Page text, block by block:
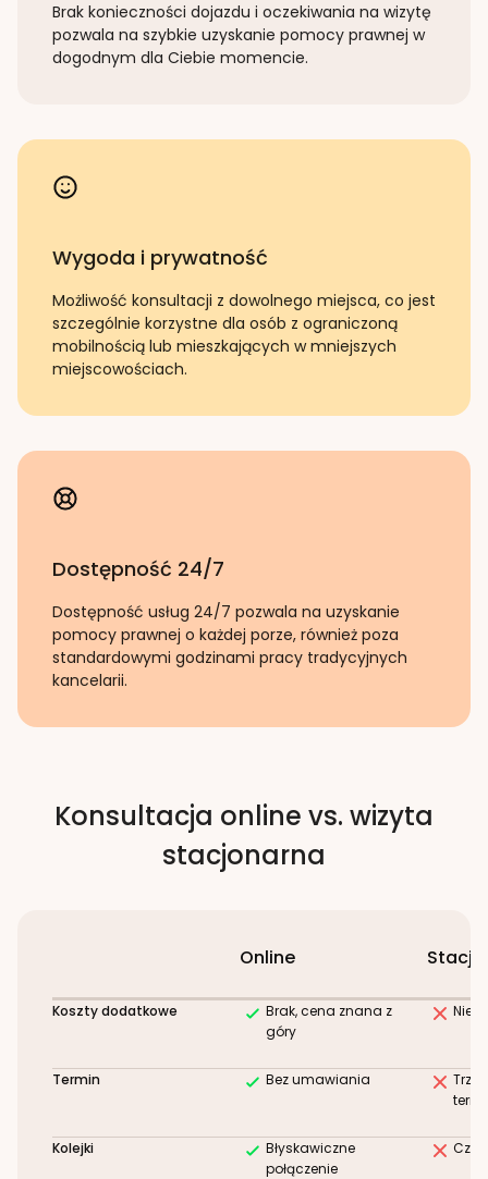
Brak konieczności dojazdu i oczekiwania na wizytę
pozwala na szybkie uzyskanie pomocy prawnej w
dogodnym dla Ciebie momencie.
Wygoda i prywatność
Możliwość konsultacji z dowolnego miejsca, co jest
szczególnie korzystne dla osób z ograniczoną
mobilnością lub mieszkających w mniejszych
miejscowościach.
Dostępność 24/7
Dostępność usług 24/7 pozwala na uzyskanie
pomocy prawnej o każdej porze, również poza
standardowymi godzinami pracy tradycyjnych
kancelarii.
Konsultacja online vs. wizyta
stacjonarna
Online
Koszty dodatkowe
Brak, cena znana z
góry
Termin Bez umawiania
Kolejki
Błyskawiczne
połączenie